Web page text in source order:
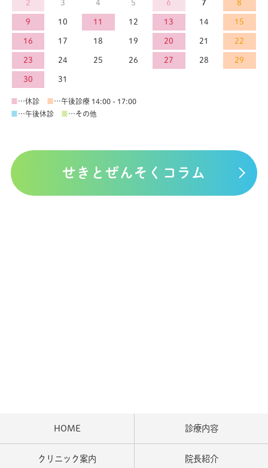
2 3 4 5 6 7 8
9 10 11 12 13 14 15
16 17 18 19 20 21 22
23 24 25 26 27 28 29
30 31
…休診
…午後診療 14:00 - 17:00
…午後休診 …その他
せきとぜんそくコラム
HOME 診療内容
クリニック案内 院長紹介